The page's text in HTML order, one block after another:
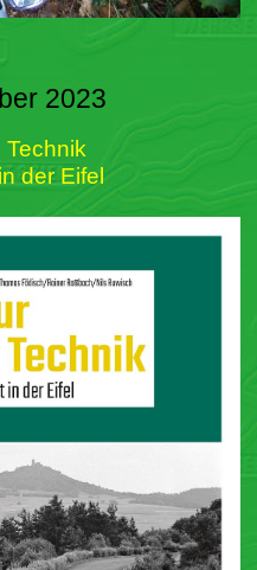
2023
Technik
der Eifel